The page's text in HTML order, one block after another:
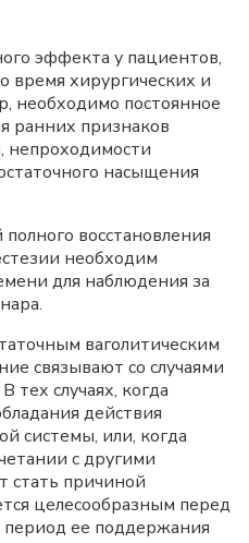
эффекта у пациентов,
время хирургических и
необходимо постоянное
ранних признаков
непроходимости
насыщения
восстановления
необходим
для наблюдения за
ваголитическим
связывают со случаями
тех случаях, когда
действия
системы, или, когда
с другими
стать причиной
целесообразным перед
период ее поддержания